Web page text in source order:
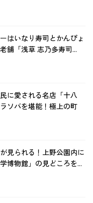
はいなり寿司とかんぴょ
舗「浅草 志乃多寿司...
民に愛される名店「十八
ソバを堪能！極上の町
見られる！上野公園内に
博物館」の見どころを...